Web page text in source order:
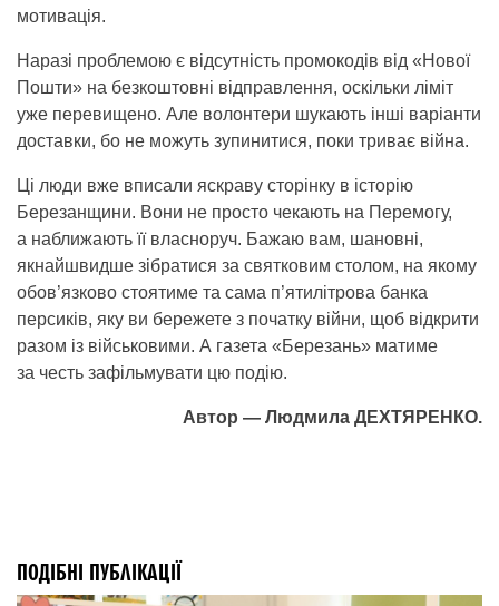
мотивація.
Наразі проблемою є відсутність промокодів від «Нової
Пошти» на безкоштовні відправлення, оскільки ліміт
уже перевищено. Але волонтери шукають інші варіанти
доставки, бо не можуть зупинитися, поки триває війна.
Ці люди вже вписали яскраву сторінку в історію
Березанщини. Вони не просто чекають на Перемогу,
а наближають її власноруч. Бажаю вам, шановні,
якнайшвидше зібратися за святковим столом, на якому
обов’язково стоятиме та сама п’ятилітрова банка
персиків, яку ви бережете з початку війни, щоб відкрити
разом із військовими. А газета «Березань» матиме
за честь зафільмувати цю подію.
Автор — Людмила ДЕХТЯРЕНКО.
ПОДІБНІ ПУБЛІКАЦІЇ